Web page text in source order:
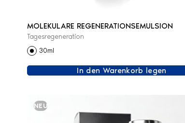
MOLEKULARE REGENERATIONSEMULSION
Tagesregeneration
30ml
In den Warenkorb legen
NEU